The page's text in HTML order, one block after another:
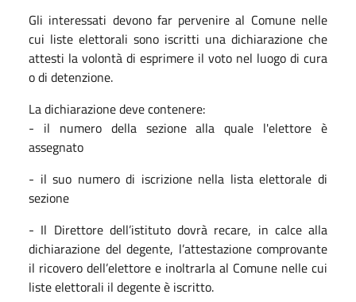
Gli interessati devono far pervenire al Comune nelle
cui liste elettorali sono iscritti una dichiarazione che
attesti la volontà di esprimere il voto nel luogo di cura
o di detenzione.
La dichiarazione deve contenere:
- il numero della sezione alla quale l'elettore è
assegnato
- il suo numero di iscrizione nella lista elettorale di
sezione
- Il Direttore dell’istituto dovrà recare, in calce alla
dichiarazione del degente, l’attestazione comprovante
il ricovero dell’elettore e inoltrarla al Comune nelle cui
liste elettorali il degente è iscritto.